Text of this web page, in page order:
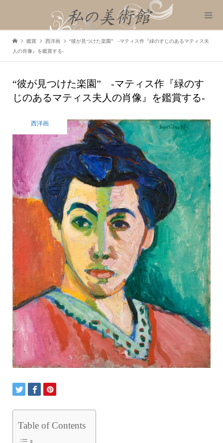
鑑賞 西洋画
“彼が見つけた楽園” -マティス作『緑のすじのあるマティス夫
人の肖像』を鑑賞する-
“彼が見つけた楽園” -マティス作『緑のす
じのあるマティス夫人の肖像』を鑑賞する-
西洋画
Table of Contents